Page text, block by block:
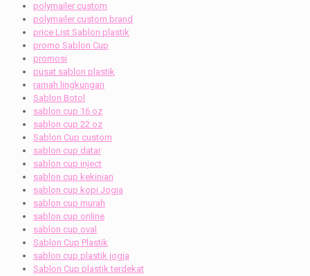
polymailer custom
polymailer custom brand
price List Sablon plastik
promo Sablon Cup
promosi
pusat sablon plastik
ramah lingkungan
Sablon Botol
sablon cup 16 oz
sablon cup 22 oz
Sablon Cup custom
sablon cup datar
sablon cup inject
sablon cup kekinian
sablon cup kopi Jogja
sablon cup murah
sablon cup online
sablon cup oval
Sablon Cup Plastik
sablon cup plastik jogja
Sablon Cup plastik terdekat